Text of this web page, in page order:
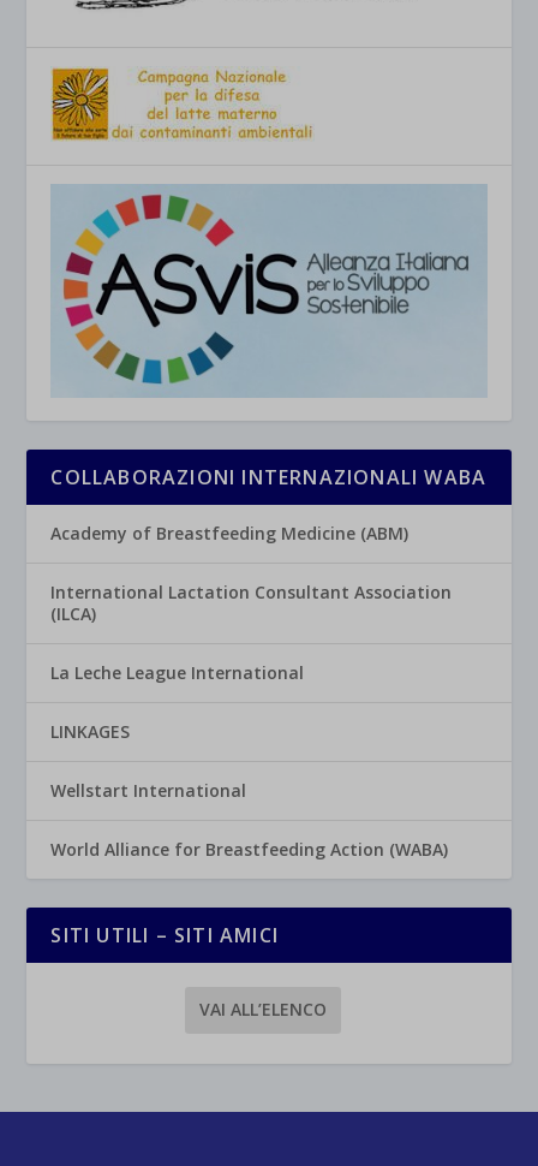
COLLABORAZIONI INTERNAZIONALI WABA
Academy of Breastfeeding Medicine (ABM)
International Lactation Consultant Association
(ILCA)
La Leche League International
LINKAGES
Wellstart International
World Alliance for Breastfeeding Action (WABA)
SITI UTILI – SITI AMICI
VAI ALL’ELENCO